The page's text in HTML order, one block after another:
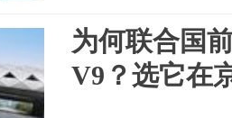
为何联合国
V9？选它在